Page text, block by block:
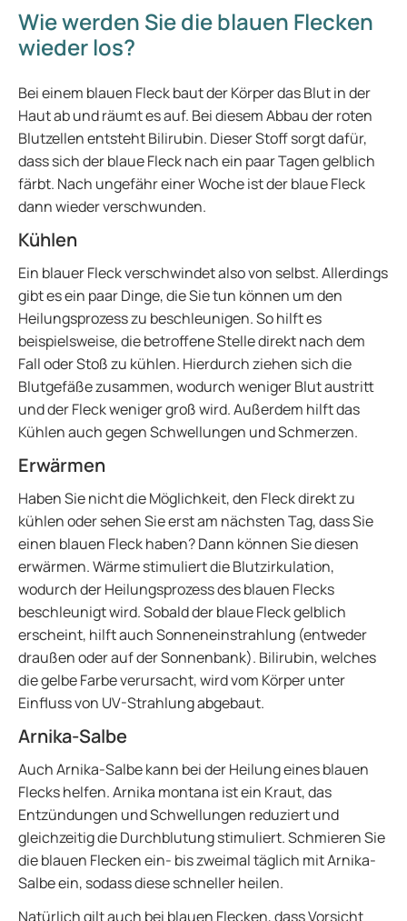
Wie werden Sie die blauen Flecken
wieder los?
Bei einem blauen Fleck baut der Körper das Blut in der
Haut ab und räumt es auf. Bei diesem Abbau der roten
Blutzellen entsteht Bilirubin. Dieser Stoff sorgt dafür,
dass sich der blaue Fleck nach ein paar Tagen gelblich
färbt. Nach ungefähr einer Woche ist der blaue Fleck
dann wieder verschwunden.
Kühlen
Ein blauer Fleck verschwindet also von selbst. Allerdings
gibt es ein paar Dinge, die Sie tun können um den
Heilungsprozess zu beschleunigen. So hilft es
beispielsweise, die betroffene Stelle direkt nach dem
Fall oder Stoß zu kühlen. Hierdurch ziehen sich die
Blutgefäße zusammen, wodurch weniger Blut austritt
und der Fleck weniger groß wird. Außerdem hilft das
Kühlen auch gegen Schwellungen und Schmerzen.
Erwärmen
Haben Sie nicht die Möglichkeit, den Fleck direkt zu
kühlen oder sehen Sie erst am nächsten Tag, dass Sie
einen blauen Fleck haben? Dann können Sie diesen
erwärmen. Wärme stimuliert die Blutzirkulation,
wodurch der Heilungsprozess des blauen Flecks
beschleunigt wird. Sobald der blaue Fleck gelblich
erscheint, hilft auch Sonneneinstrahlung (entweder
draußen oder auf der Sonnenbank). Bilirubin, welches
die gelbe Farbe verursacht, wird vom Körper unter
Einfluss von UV-Strahlung abgebaut.
Arnika-Salbe
Auch Arnika-Salbe kann bei der Heilung eines blauen
Flecks helfen. Arnika montana ist ein Kraut, das
Entzündungen und Schwellungen reduziert und
gleichzeitig die Durchblutung stimuliert. Schmieren Sie
die blauen Flecken ein- bis zweimal täglich mit Arnika-
Salbe ein, sodass diese schneller heilen.
Natürlich gilt auch bei blauen Flecken, dass Vorsicht